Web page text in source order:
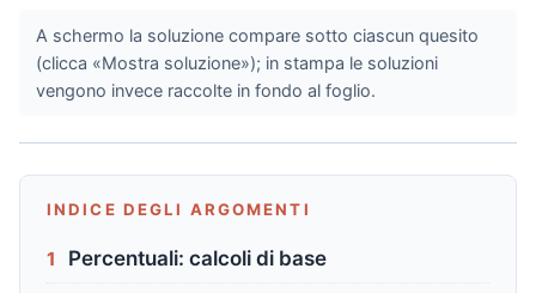
A schermo la soluzione compare sotto ciascun quesito
(clicca «Mostra soluzione»); in stampa le soluzioni
vengono invece raccolte in fondo al foglio.
INDICE DEGLI ARGOMENTI
1 Percentuali: calcoli di base